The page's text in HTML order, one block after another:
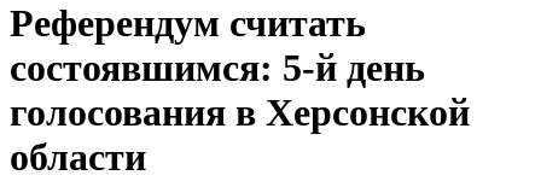
Референдум считать
состоявшимся: 5-й день
голосования в Херсонской
области